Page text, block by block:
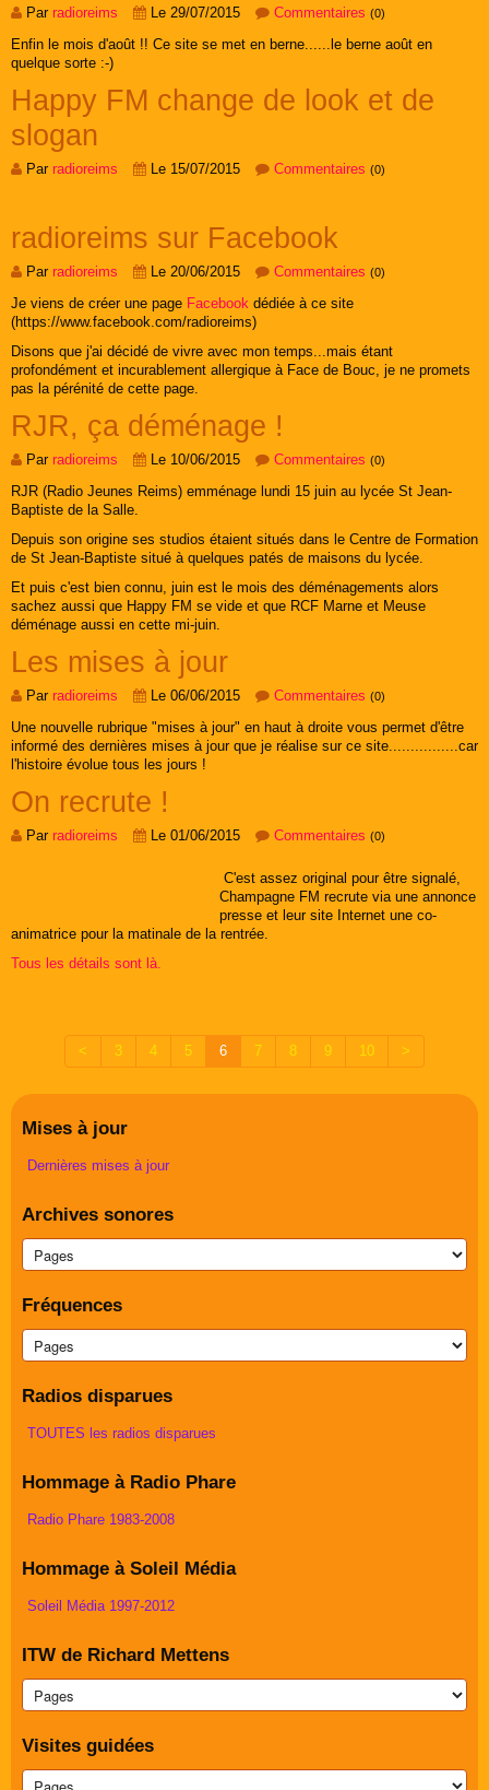
Par radioreims Le 29/07/2015 Commentaires (0)
Enfin le mois d'août !! Ce site se met en berne......le berne août en
quelque sorte :-)
Happy FM change de look et de
slogan
Par radioreims Le 15/07/2015 Commentaires (0)
radioreims sur Facebook
Par radioreims Le 20/06/2015 Commentaires (0)
Je viens de créer une page Facebook dédiée à ce site
(https://www.facebook.com/radioreims)
Disons que j'ai décidé de vivre avec mon temps...mais étant
profondément et incurablement allergique à Face de Bouc, je ne promets
pas la pérénité de cette page.
RJR, ça déménage !
Par radioreims Le 10/06/2015 Commentaires (0)
RJR (Radio Jeunes Reims) emménage lundi 15 juin au lycée St Jean-
Baptiste de la Salle.
Depuis son origine ses studios étaient situés dans le Centre de Formation
de St Jean-Baptiste situé à quelques patés de maisons du lycée.
Et puis c'est bien connu, juin est le mois des déménagements alors
sachez aussi que Happy FM se vide et que RCF Marne et Meuse
déménage aussi en cette mi-juin.
Les mises à jour
Par radioreims Le 06/06/2015 Commentaires (0)
Une nouvelle rubrique "mises à jour" en haut à droite vous permet d'être
informé des dernières mises à jour que je réalise sur ce site................car
l'histoire évolue tous les jours !
On recrute !
Par radioreims Le 01/06/2015 Commentaires (0)
C'est assez original pour être signalé,
Champagne FM recrute via une annonce
presse et leur site Internet une co-
animatrice pour la matinale de la rentrée.
Tous les détails sont là.
< 3 4 5 6 7 8 9 10 >
Mises à jour
Dernières mises à jour
Archives sonores
Fréquences
Radios disparues
TOUTES les radios disparues
Hommage à Radio Phare
Radio Phare 1983-2008
Hommage à Soleil Média
Soleil Média 1997-2012
ITW de Richard Mettens
Visites guidées